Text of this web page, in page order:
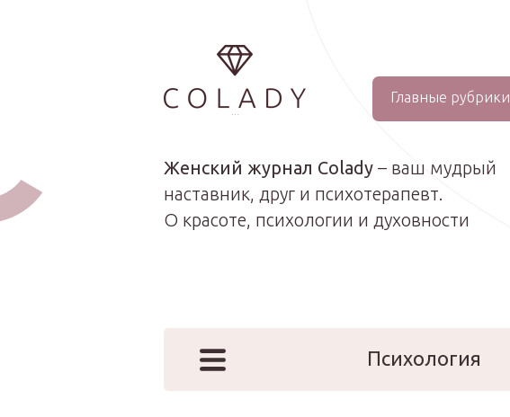
...
Главные рубрики
Женский журнал Colady – ваш мудрый
наставник, друг и психотерапевт.
О красоте, психологии и духовности
Психология